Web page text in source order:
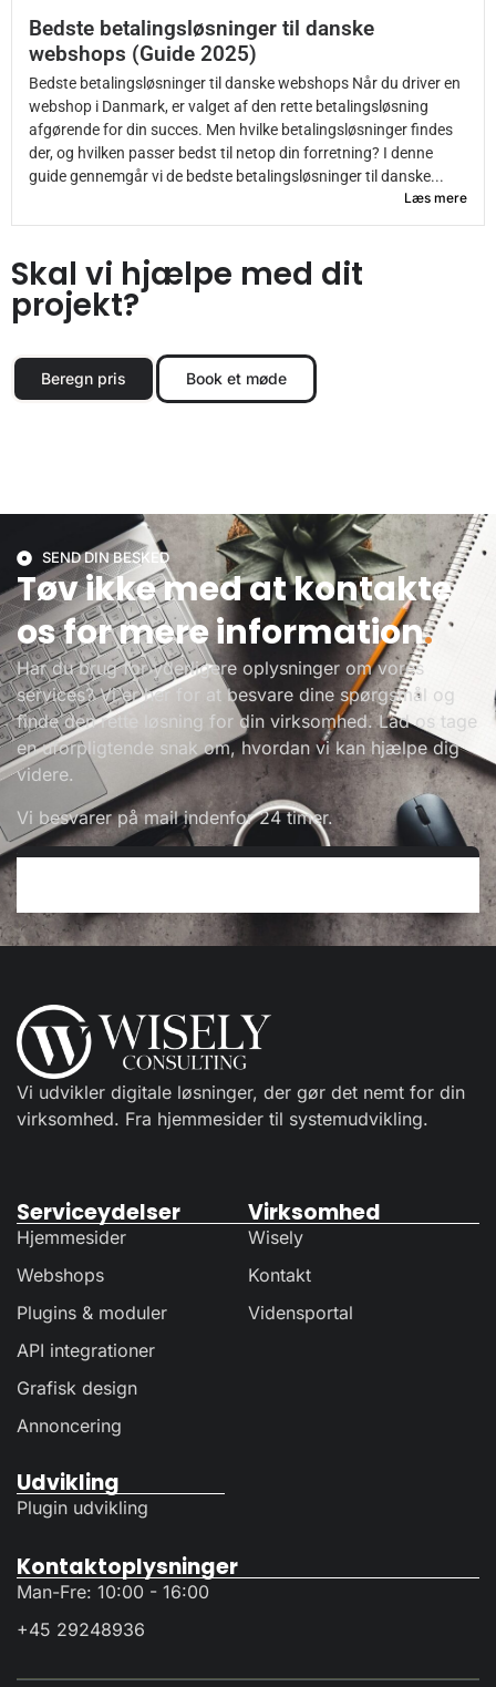
Bedste betalingsløsninger til danske
webshops (Guide 2025)
Bedste betalingsløsninger til danske webshops Når du driver en
webshop i Danmark, er valget af den rette betalingsløsning
afgørende for din succes. Men hvilke betalingsløsninger findes
der, og hvilken passer bedst til netop din forretning? I denne
guide gennemgår vi de bedste betalingsløsninger til danske...
Læs mere
Skal vi hjælpe med dit
projekt?
Beregn pris Book et møde
SEND DIN BESKED
Tøv ikke med at kontakte
os for mere information.
Har du brug for yderligere oplysninger om vores
services? Vi er her for at besvare dine spørgsmål og
finde den rette løsning for din virksomhed. Lad os tage
en uforpligtende snak om, hvordan vi kan hjælpe dig
videre.
Vi besvarer på mail indenfor 24 timer.
Vi udvikler digitale løsninger, der gør det nemt for din
virksomhed. Fra hjemmesider til systemudvikling.
Serviceydelser
Hjemmesider
Webshops
Plugins & moduler
API integrationer
Grafisk design
Annoncering
Virksomhed
Wisely
Kontakt
Vidensportal
Udvikling
Plugin udvikling
Kontaktoplysninger
Man-Fre: 10:00 - 16:00
+45 29248936